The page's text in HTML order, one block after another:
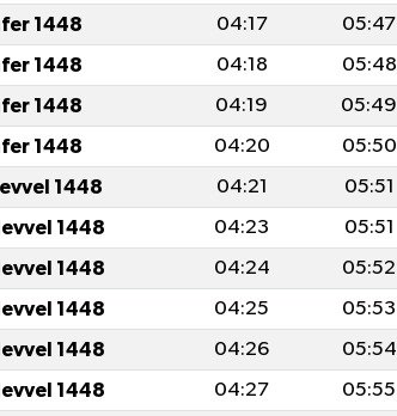
1448 04:17 05:47
1448 04:18 05:48
1448 04:19 05:49
1448 04:20 05:50
1448 04:21 05:51
1448 04:23 05:51
1448 04:24 05:52
1448 04:25 05:53
1448 04:26 05:54
1448 04:27 05:55